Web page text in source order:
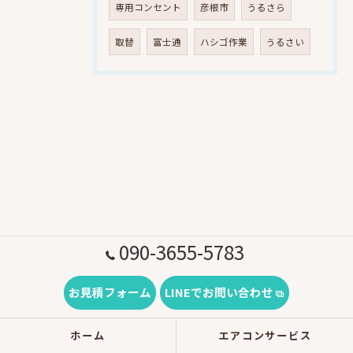
専用コンセント 彦根市 うるさら
取替 富士通 ハシゴ作業 うるさい
090-3655-5783
お見積フォーム LINEでお問い合わせ
ホーム エアコンサービス